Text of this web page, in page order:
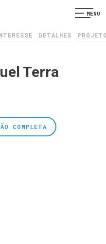
MENU
DETALHES
Terra
COMPLETA